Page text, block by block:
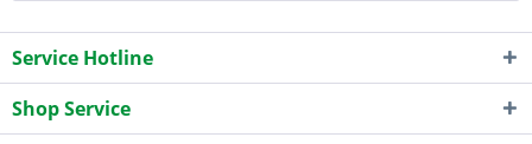
Service Hotline
Shop Service